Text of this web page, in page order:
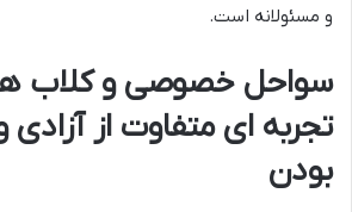
و مسئولانه است.
سواحل خصوصی و کلاب
تجربه ای متفاوت از
بودن